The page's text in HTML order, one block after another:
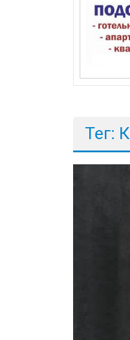
Тег: